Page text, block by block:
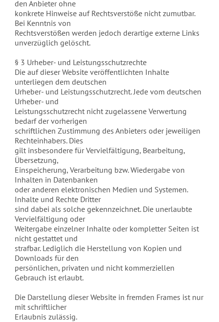
den Anbieter ohne
konkrete Hinweise auf Rechtsverstöße nicht zumutbar.
Bei Kenntnis von
Rechtsverstößen werden jedoch derartige externe Links
unverzüglich gelöscht.
§ 3 Urheber- und Leistungsschutzrechte
Die auf dieser Website veröffentlichten Inhalte
unterliegen dem deutschen
Urheber- und Leistungsschutzrecht. Jede vom deutschen
Urheber- und
Leistungsschutzrecht nicht zugelassene Verwertung
bedarf der vorherigen
schriftlichen Zustimmung des Anbieters oder jeweiligen
Rechteinhabers. Dies
gilt insbesondere für Vervielfältigung, Bearbeitung,
Übersetzung,
Einspeicherung, Verarbeitung bzw. Wiedergabe von
Inhalten in Datenbanken
oder anderen elektronischen Medien und Systemen.
Inhalte und Rechte Dritter
sind dabei als solche gekennzeichnet. Die unerlaubte
Vervielfältigung oder
Weitergabe einzelner Inhalte oder kompletter Seiten ist
nicht gestattet und
strafbar. Lediglich die Herstellung von Kopien und
Downloads für den
persönlichen, privaten und nicht kommerziellen
Gebrauch ist erlaubt.
Die Darstellung dieser Website in fremden Frames ist nur
mit schriftlicher
Erlaubnis zulässig.